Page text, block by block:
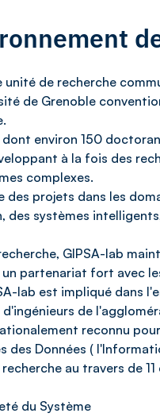
unité de recherche
de Grenoble
environ 150
à la fois des
complexes.
des projets dans les
des systèmes
GIPSA-lab
partenariat fort avec
lab est impliqué dans
de
reconnu
des Données (
recherche au travers de
du Système